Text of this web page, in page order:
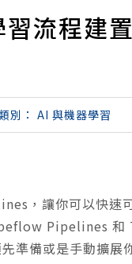
習流程建
別： AI 與機器學習
，讓你可以快速
Pipelines 和
準備或是手動擴展